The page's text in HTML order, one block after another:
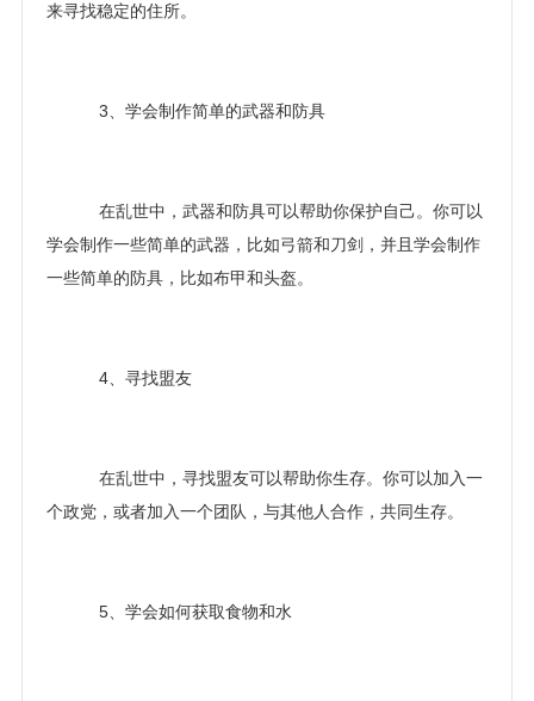
来寻找稳定的住所。
3、学会制作简单的武器和防具
在乱世中，武器和防具可以帮助你保护自己。你可以
学会制作一些简单的武器，比如弓箭和刀剑，并且学会制作
一些简单的防具，比如布甲和头盔。
4、寻找盟友
在乱世中，寻找盟友可以帮助你生存。你可以加入一
个政党，或者加入一个团队，与其他人合作，共同生存。
5、学会如何获取食物和水